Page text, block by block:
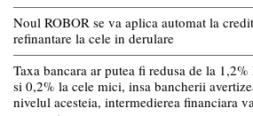
Noul ROBOR se va aplica automat la
refinantare la cele in derulare
Taxa bancara ar putea fi redusa de la
si 0,2% la cele mici, insa bancherii
nivelul acesteia, intermedierea financiara